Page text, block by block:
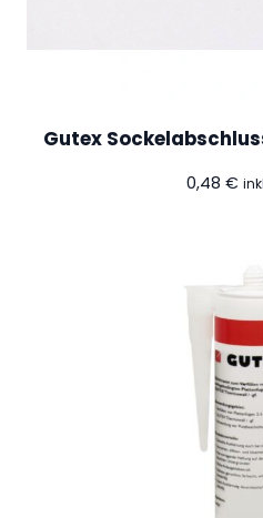
Gutex
0,48 €